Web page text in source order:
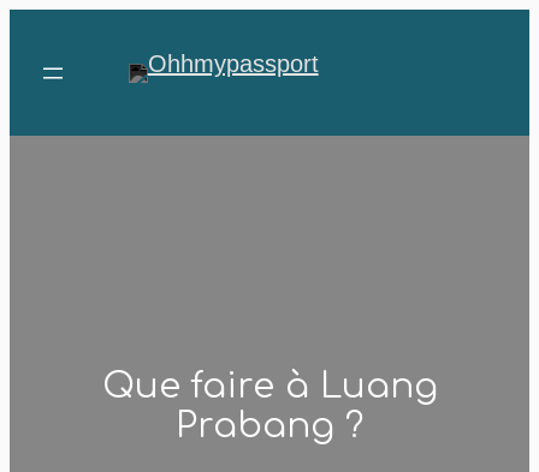
contenu
Que faire à Luang
Prabang ?